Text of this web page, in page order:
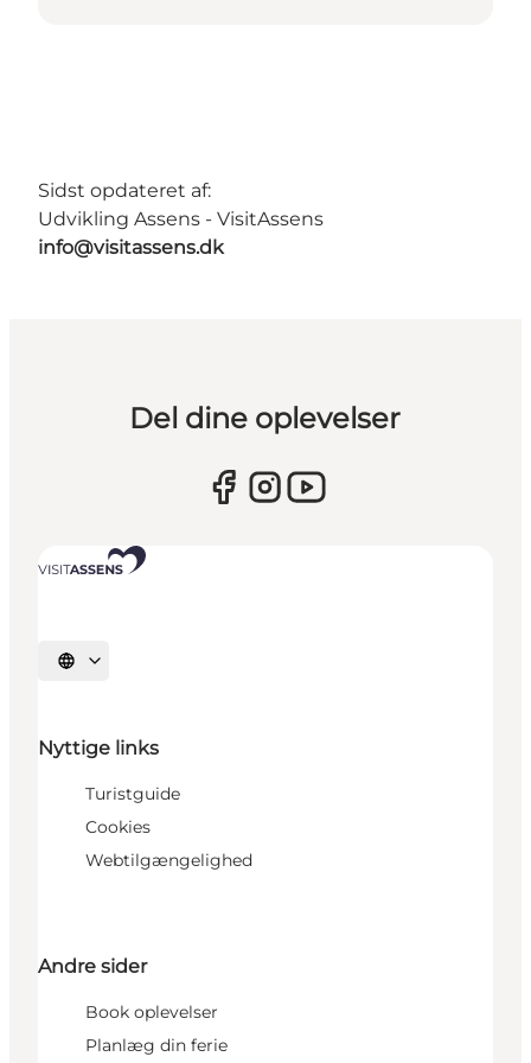
Sidst opdateret af:
Udvikling Assens - VisitAssens
info@visitassens.dk
Del dine oplevelser
Vælg sprog
Nyttige links
Turistguide
Cookies
Webtilgængelighed
Andre sider
Book oplevelser
Planlæg din ferie